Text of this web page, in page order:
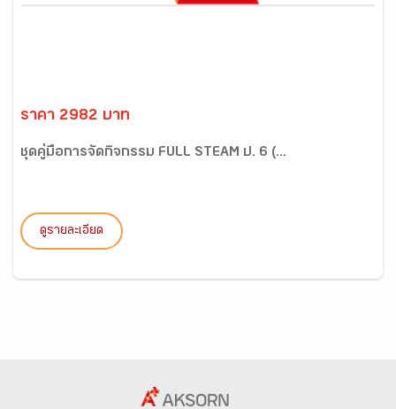
ราคา 2982 บาท
ชุดคู่มือการจัดกิจกรรม FULL STEAM ป. 6 (...
ดูรายละเอียด